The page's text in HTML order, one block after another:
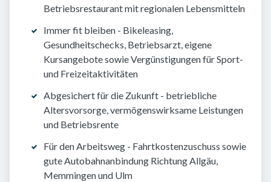
Betriebsrestaurant mit regionalen Lebensmitteln
Immer fit bleiben - Bikeleasing,
Gesundheitschecks, Betriebsarzt, eigene
Kursangebote sowie Vergünstigungen für Sport-
und Freizeitaktivitäten
Abgesichert für die Zukunft - betriebliche
Altersvorsorge, vermögenswirksame Leistungen
und Betriebsrente
Für den Arbeitsweg - Fahrtkostenzuschuss sowie
gute Autobahnanbindung Richtung Allgäu,
Memmingen und Ulm